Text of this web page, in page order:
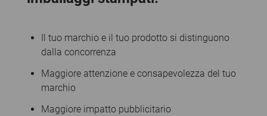
Il tuo marchio e il tuo prodotto si distinguono
dalla concorrenza
Maggiore attenzione e consapevolezza del tuo
marchio
Maggiore impatto pubblicitario